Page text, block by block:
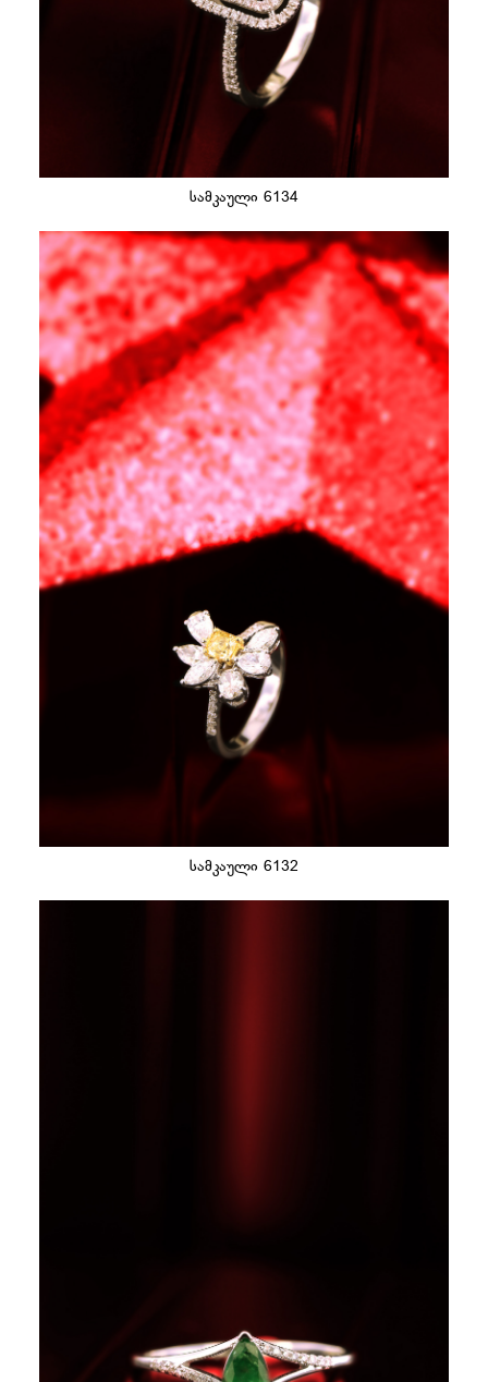
სამკაული 6134
სამკაული 6132